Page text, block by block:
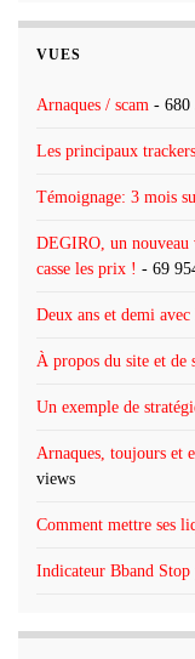
VUES
Arnaques / scam - 680
Les principaux
Témoignage: 3 mois
DEGIRO, un
casse les prix ! - 69
Deux ans et demi
À propos du site et de
Un exemple de
Arnaques, toujours et
views
Comment mettre ses
Indicateur Bband